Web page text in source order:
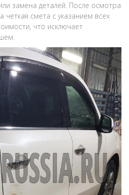
замена деталей. После осмотра
четкая смета с указанием всех
что исключает